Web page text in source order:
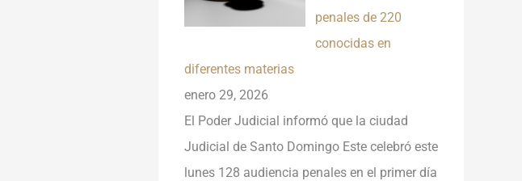
penales de 220
conocidas en
diferentes materias
enero 29, 2026
El Poder Judicial informó que la ciudad
Judicial de Santo Domingo Este celebró este
lunes 128 audiencia penales en el primer día